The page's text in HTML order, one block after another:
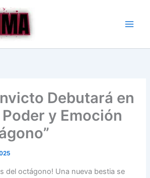
Debutará en
Poder y Emoción
del octágono! Una nueva bestia se